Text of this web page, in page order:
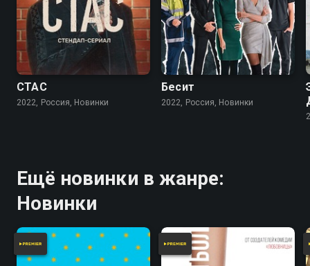
СТАС
2022, Россия, Новинки
Бесит
2022, Россия, Новинки
Ещё новинки в жанре:
Новинки